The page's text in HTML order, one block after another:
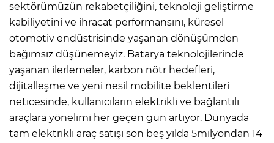
sektörümüzün rekabetçiliğini, teknoloji geliştirme
kabiliyetini ve ihracat performansını, küresel
otomotiv endüstrisinde yaşanan dönüşümden
bağımsız düşünemeyiz. Batarya teknolojilerinde
yaşanan ilerlemeler, karbon nötr hedefleri,
dijitalleşme ve yeni nesil mobilite beklentileri
neticesinde, kullanıcıların elektrikli ve bağlantılı
araçlara yönelimi her geçen gün artıyor. Dünyada
tam elektrikli araç satışı son beş yılda 5milyondan 14